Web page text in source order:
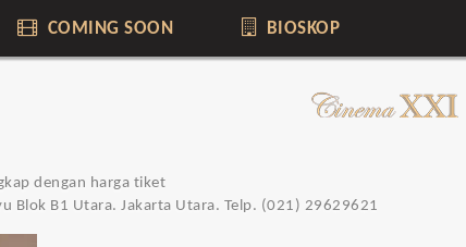
COMING SOON BIOSKOP
dengan harga tiket
Blok B1 Utara. Jakarta Utara. Telp. (021) 29629621